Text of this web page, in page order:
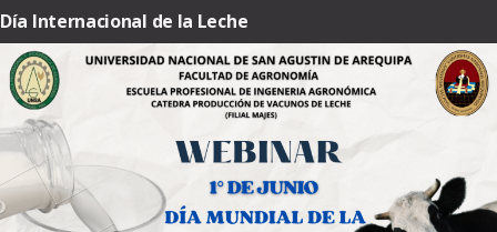
Día Internacional de la Leche